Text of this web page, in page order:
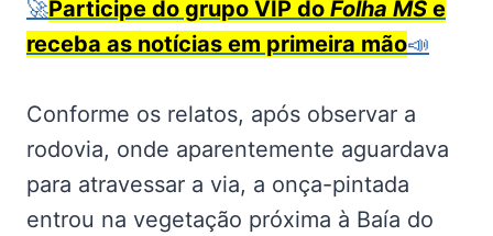
🚀Participe do grupo VIP do Folha MS e
receba as notícias em primeira mão📣
Conforme os relatos, após observar a
rodovia, onde aparentemente aguardava
para atravessar a via, a onça-pintada
entrou na vegetação próxima à Baía do